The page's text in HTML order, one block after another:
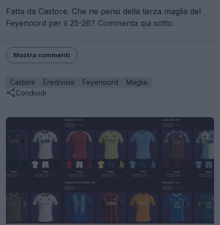
Fatta da Castore. Che ne pensi della terza maglia del
Feyenoord per il 25-26? Commenta qui sotto.
Mostra commenti
Castore Eredivisie Feyenoord
Maglie
Condividi